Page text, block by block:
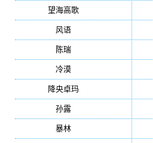
望海高歌
风语
陈瑞
冷漠
降央卓玛
孙露
暴林